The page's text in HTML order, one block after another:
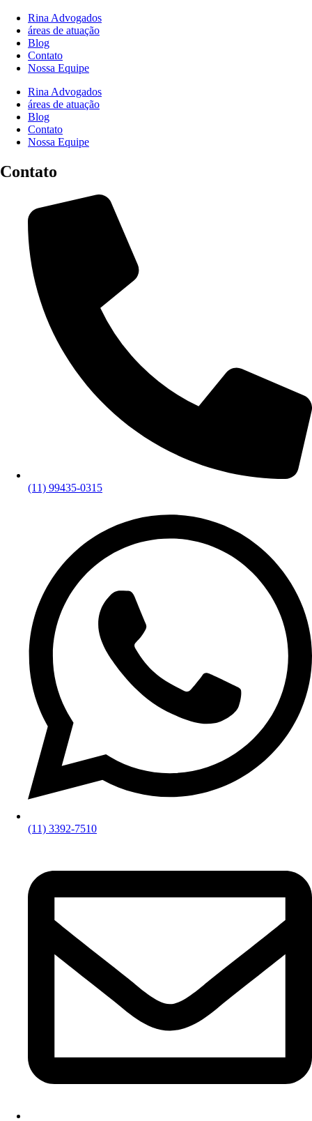
Contato
Nossa Equipe
Rina Advogados
áreas de atuação
Contato
Nossa Equipe
Contato
(11) 3392-7510